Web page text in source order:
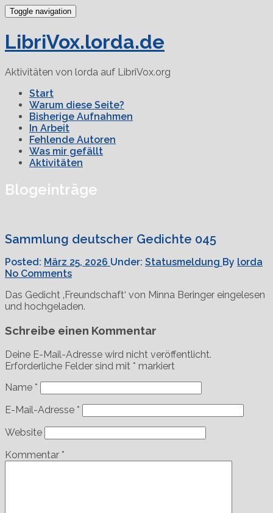
Toggle navigation
LibriVox.lorda.de
Aktivitäten von lorda auf LibriVox.org
Start
Warum diese Seite?
Bisherige Aufnahmen
In Arbeit
Fehlende Autoren
Was mir gefällt
Aktivitäten
Blogeinträge
Sammlung deutscher Gedichte 045
Posted: März 25, 2026 Under: Statusmeldung By lorda
No Comments
Das Gedicht ‚Freundschaft‘ von Minna Beringer eingelesen
und hochgeladen.
Schreibe einen Kommentar
Deine E-Mail-Adresse wird nicht veröffentlicht.
Erforderliche Felder sind mit * markiert
Name *
E-Mail-Adresse *
Website
Kommentar *